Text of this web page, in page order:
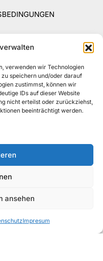
verwenden wir Technologien
speichern und/oder darauf
zustimmst, können wir
IDs auf dieser Website
nicht erteilst oder zurückziehst,
beeinträchtigt werden.
ansehen
ImpresumSnacks
Softdrinks